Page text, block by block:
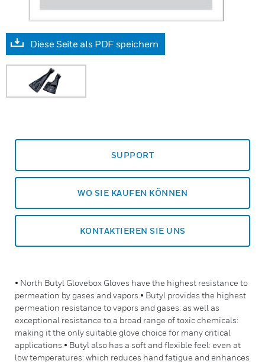
Diese Seite als PDF speichern
SUPPORT
WO SIE KAUFEN KÖNNEN
KONTAKTIEREN SIE UNS
• North Butyl Glovebox Gloves have the highest resistance to
permeation by gases and vapors.• Butyl provides the highest
permeation resistance to vapors and gases: as well as
exceptional resistance to a broad range of toxic chemicals:
making it the only suitable glove choice for many critical
applications.• Butyl also has a soft and flexible feel: even at
low temperatures: which reduces hand fatigue and enhances